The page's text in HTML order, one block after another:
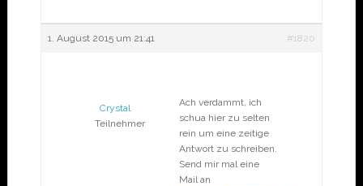
1. August 2015 um 21:41 #1820
Crystal
Teilnehmer
Ach verdammt, ich
schua hier zu selten
rein um eine zeitige
Antwort zu schreiben.
Send mir mal eine
Mail an